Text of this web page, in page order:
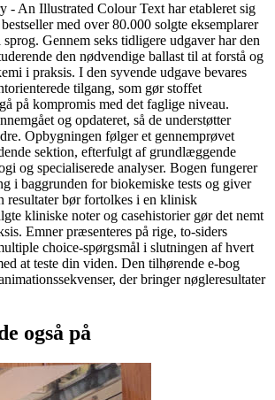
- An Illustrated Colour Text har etableret sig
med over 80.000 solgte eksemplarer
Gennem seks tidligere udgaver har den
den nødvendige ballast til at forstå og
i praksis. I den syvende udgave bevares
tilgang, som gør stoffet
på kompromis med det faglige niveau.
og opdateret, så de understøtter
Opbygningen følger et gennemprøvet
sektion, efterfulgt af grundlæggende
og specialiserede analyser. Bogen fungerer
i baggrunden for biokemiske tests og giver
resultater bør fortolkes i en klinisk
kliniske noter og casehistorier gør det nemt
Emner præsenteres på rige, to-siders
choice-spørgsmål i slutningen af hvert
at teste din viden. Den tilhørende e-bog
der bringer nøgleresultater
også på